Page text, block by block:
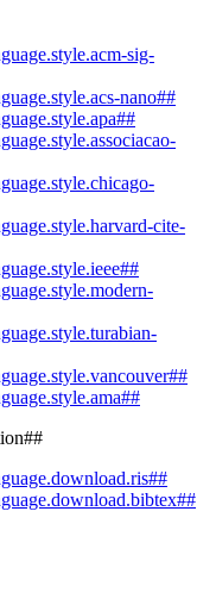
sig-
nano##
cite-